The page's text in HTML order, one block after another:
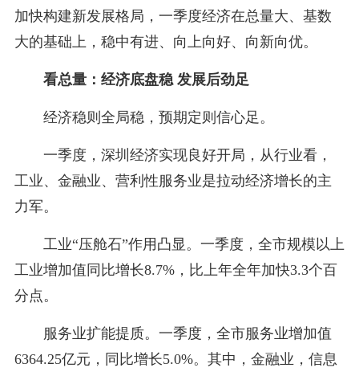
加快构建新发展格局，一季度经济在总量大、基数
大的基础上，稳中有进、向上向好、向新向优。
看总量：经济底盘稳 发展后劲足
经济稳则全局稳，预期定则信心足。
一季度，深圳经济实现良好开局，从行业看，
工业、金融业、营利性服务业是拉动经济增长的主
力军。
工业“压舱石”作用凸显。一季度，全市规模以上
工业增加值同比增长8.7%，比上年全年加快3.3个百
分点。
服务业扩能提质。一季度，全市服务业增加值
6364.25亿元，同比增长5.0%。其中，金融业，信息